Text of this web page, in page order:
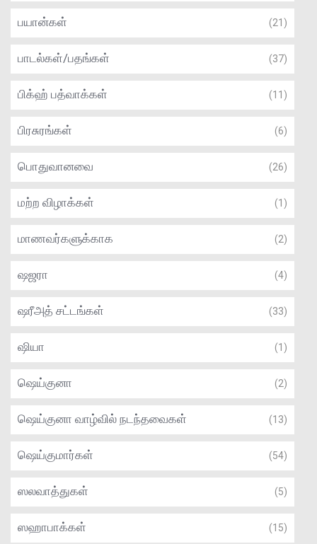
பயான்கள் (21)
பாடல்கள்/பதங்கள் (37)
பிக்ஹ் பத்வாக்கள் (11)
பிரசுரங்கள் (6)
பொதுவானவை (26)
மற்ற விழாக்கள் (1)
மாணவர்களுக்காக (2)
ஷஜரா (4)
ஷரீஅத் சட்டங்கள் (33)
ஷியா (1)
ஷெய்குனா (2)
ஷெய்குனா வாழ்வில் நடந்தவைகள் (13)
ஷெய்குமார்கள் (54)
ஸலவாத்துகள் (5)
ஸஹாபாக்கள் (15)